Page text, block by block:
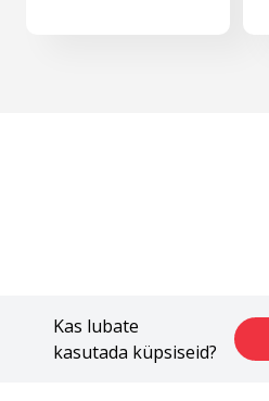
Kas lubate
kasutada küpsiseid?